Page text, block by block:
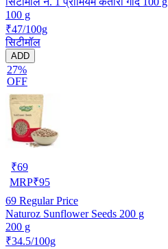
100 g
₹47/100g
सिटीमॉल
ADD
27%
OFF
₹69
MRP₹95
69 Regular Price
Naturoz Sunflower Seeds 200 g
200 g
₹34.5/100g